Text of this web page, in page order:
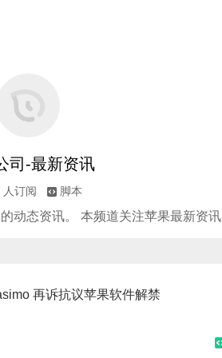
司-最新资讯
人订阅 脚本
动态资讯。 本频道关注苹果最新资讯
再诉抗议苹果软件解禁